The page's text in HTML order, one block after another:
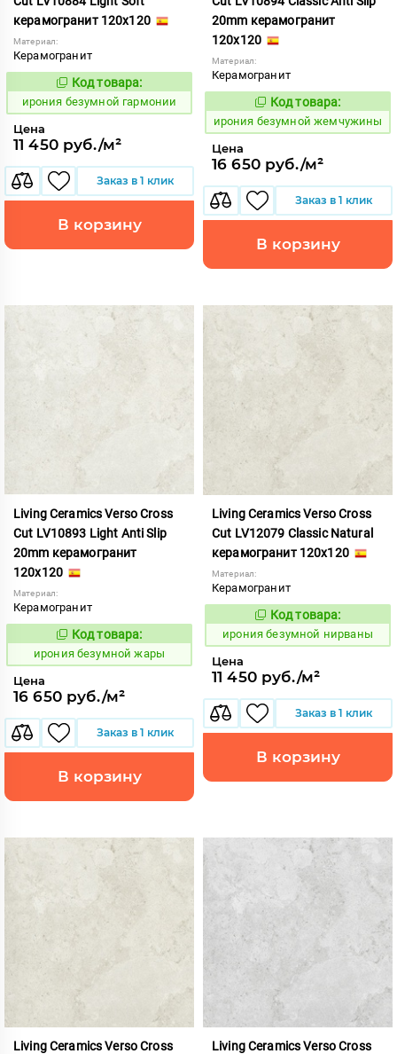
керамогранит 120x120
Материал:
Керамогранит
1108516
Код товара:
ирония безумной гармонии
Цена
11 450 руб./м²
Заказ в 1 клик
В корзину
20mm керамогранит
120x120
Материал:
Керамогранит
1108526
Код товара:
ирония безумной жемчужины
Цена
16 650 руб./м²
Заказ в 1 клик
В корзину
Living Ceramics Verso Cross
Cut LV10893 Light Anti Slip
20mm керамогранит
120x120
Материал:
Керамогранит
1108525
Код товара:
ирония безумной жары
Цена
16 650 руб./м²
Заказ в 1 клик
В корзину
Living Ceramics Verso Cross
Cut LV12079 Classic Natural
керамогранит 120x120
Материал:
Керамогранит
1108559
Код товара:
ирония безумной нирваны
Цена
11 450 руб./м²
Заказ в 1 клик
В корзину
Living Ceramics Verso Cross
Living Ceramics Verso Cross